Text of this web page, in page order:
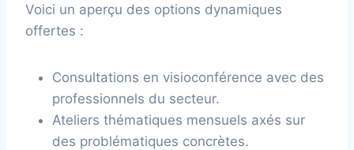
Voici un aperçu des options dynamiques
offertes :
Consultations en visioconférence avec des
professionnels du secteur.
Ateliers thématiques mensuels axés sur
des problématiques concrètes.